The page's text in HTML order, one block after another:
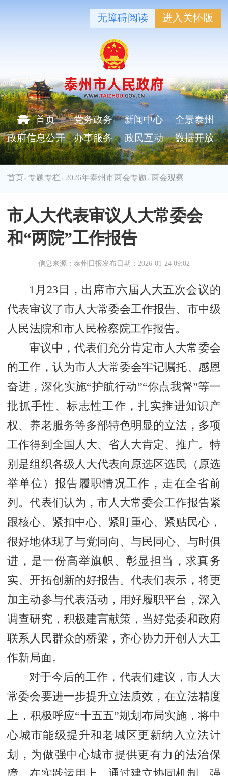
无障碍阅读 进入关怀版
首页 党务政务 新闻中心
全景泰州
政府信息公开
办事服务 政民互动 数据开放
首页 >专题专栏 > 2026年泰州市两会专题 > 两会观察
市人大代表审议人大常委会
和“两院”工作报告
信息来源：泰州日报发布日期：2026-01-24 09:02
1月23日，出席市六届人大五次会议的
代表审议了市人大常委会工作报告、市中级
人民法院和市人民检察院工作报告。
审议中，代表们充分肯定市人大常委会
的工作，认为市人大常委会牢记嘱托、感恩
奋进，深化实施“护航行动”“你点我督”等一
批抓手性、标志性工作，扎实推进知识产
权、养老服务等多部特色明显的立法，多项
工作得到全国人大、省人大肯定、推广。特
别是组织各级人大代表向原选区选民（原选
举单位）报告履职情况工作，走在全省前
列。代表们认为，市人大常委会工作报告紧
跟核心、紧扣中心、紧盯重心、紧贴民心，
很好地体现了与党同向、与民同心、与时俱
进，是一份高举旗帜、彰显担当，求真务
实、开拓创新的好报告。代表们表示，将更
加主动参与代表活动，用好履职平台，深入
调查研究，积极建言献策，当好党委和政府
联系人民群众的桥梁，齐心协力开创人大工
作新局面。
对于今后的工作，代表们建议，市人大
常委会要进一步提升立法质效，在立法精度
上，积极呼应“十五五”规划布局实施，将中
心城市能级提升和老城区更新纳入立法计
划，为做强中心城市提供更有力的法治保